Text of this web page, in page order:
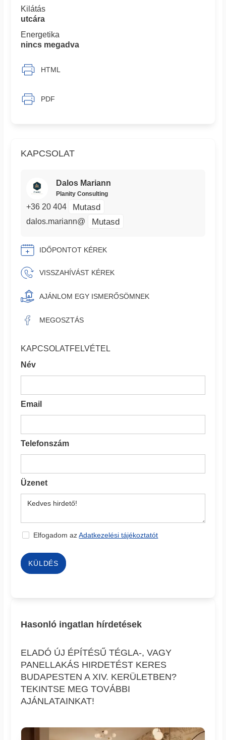
KAPCSOLAT
Dalos Mariann
Planity Consulting
+36 20 404 Mutasd
dalos.mariann@ Mutasd
IDŐPONTOT KÉREK
VISSZAHÍVÁST KÉREK
AJÁNLOM EGY ISMERŐSÖMNEK
MEGOSZTÁS
KAPCSOLATFELVÉTEL
Név
Email
Telefonszám
Üzenet
Elfogadom azAdatkezelési tájékoztatót
KÜLDÉS
Kilátás
utcára
Energetika
nincs megadva
HTML
PDF
Hasonló ingatlan hírdetések
ELADÓ ÚJ ÉPÍTÉSŰ TÉGLA-, VAGY
PANELLAKÁS HIRDETÉST KERES
BUDAPESTEN A XIV. KERÜLETBEN?
TEKINTSE MEG TOVÁBBI
AJÁNLATAINKAT!